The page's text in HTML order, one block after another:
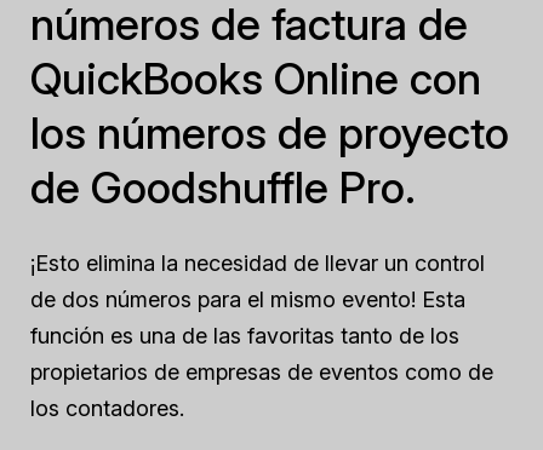
números de factura de
QuickBooks Online con
los números de proyecto
de Goodshuffle Pro.
¡Esto elimina la necesidad de llevar un control
de dos números para el mismo evento! Esta
función es una de las favoritas tanto de los
propietarios de empresas de eventos como de
los contadores.